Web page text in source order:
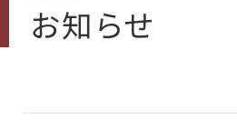
お知らせ